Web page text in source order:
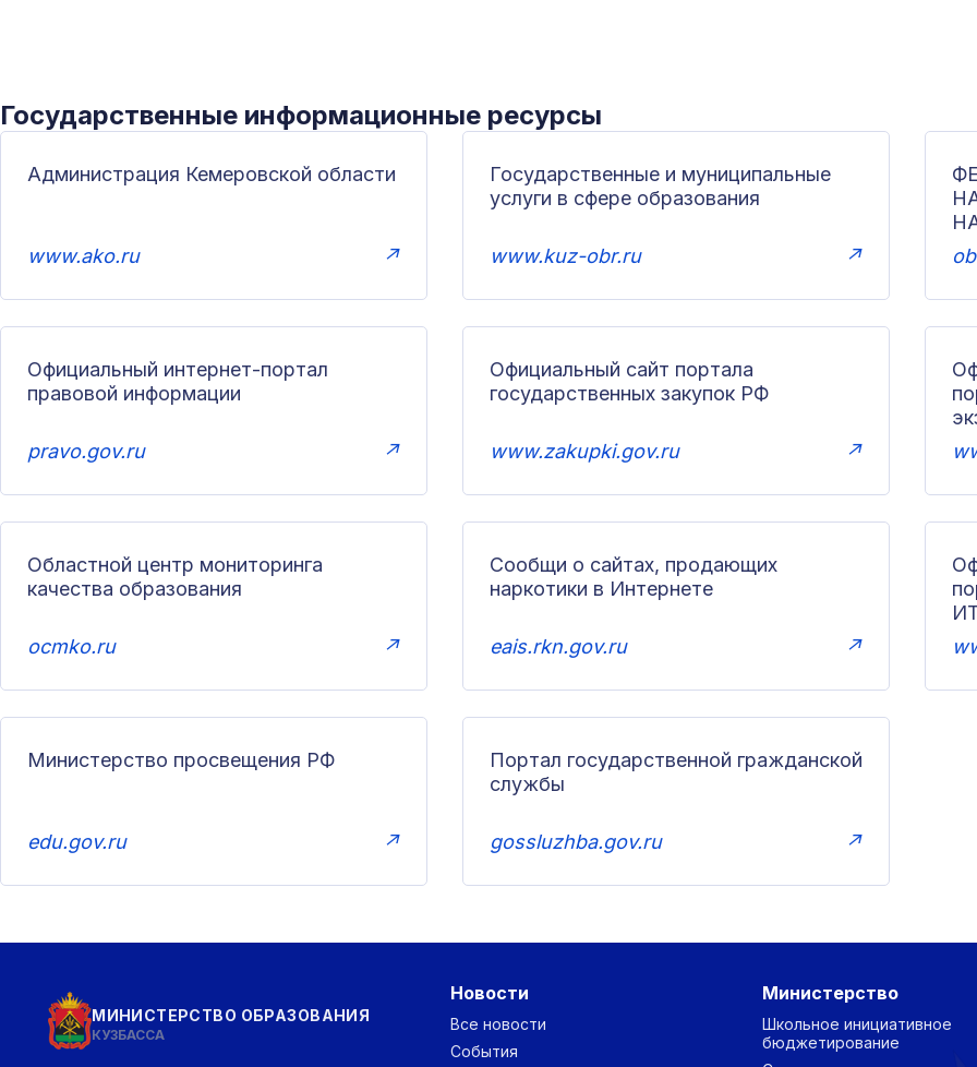
Государственные информационные ресурсы
Администрация Кемеровской области
www.ako.ru ↗
Государственные и муниципальные
услуги в сфере образования
www.kuz-obr.ru ↗
Официальный интернет-портал
правовой информации
pravo.gov.ru ↗
Официальный сайт портала
государственных закупок РФ
www.zakupki.gov.ru ↗
Областной центр мониторинга
качества образования
ocmko.ru ↗
Сообщи о сайтах, продающих
наркотики в Интернете
eais.rkn.gov.ru ↗
Министерство просвещения РФ
edu.gov.ru ↗
Портал государственной гражданской
службы
gossluzhba.gov.ru ↗
МИНИСТЕРСТВО ОБРАЗОВАНИЯ
КУЗБАССА
Новости
Все новости
События
Министерство
Школьное инициативное
бюджетирование